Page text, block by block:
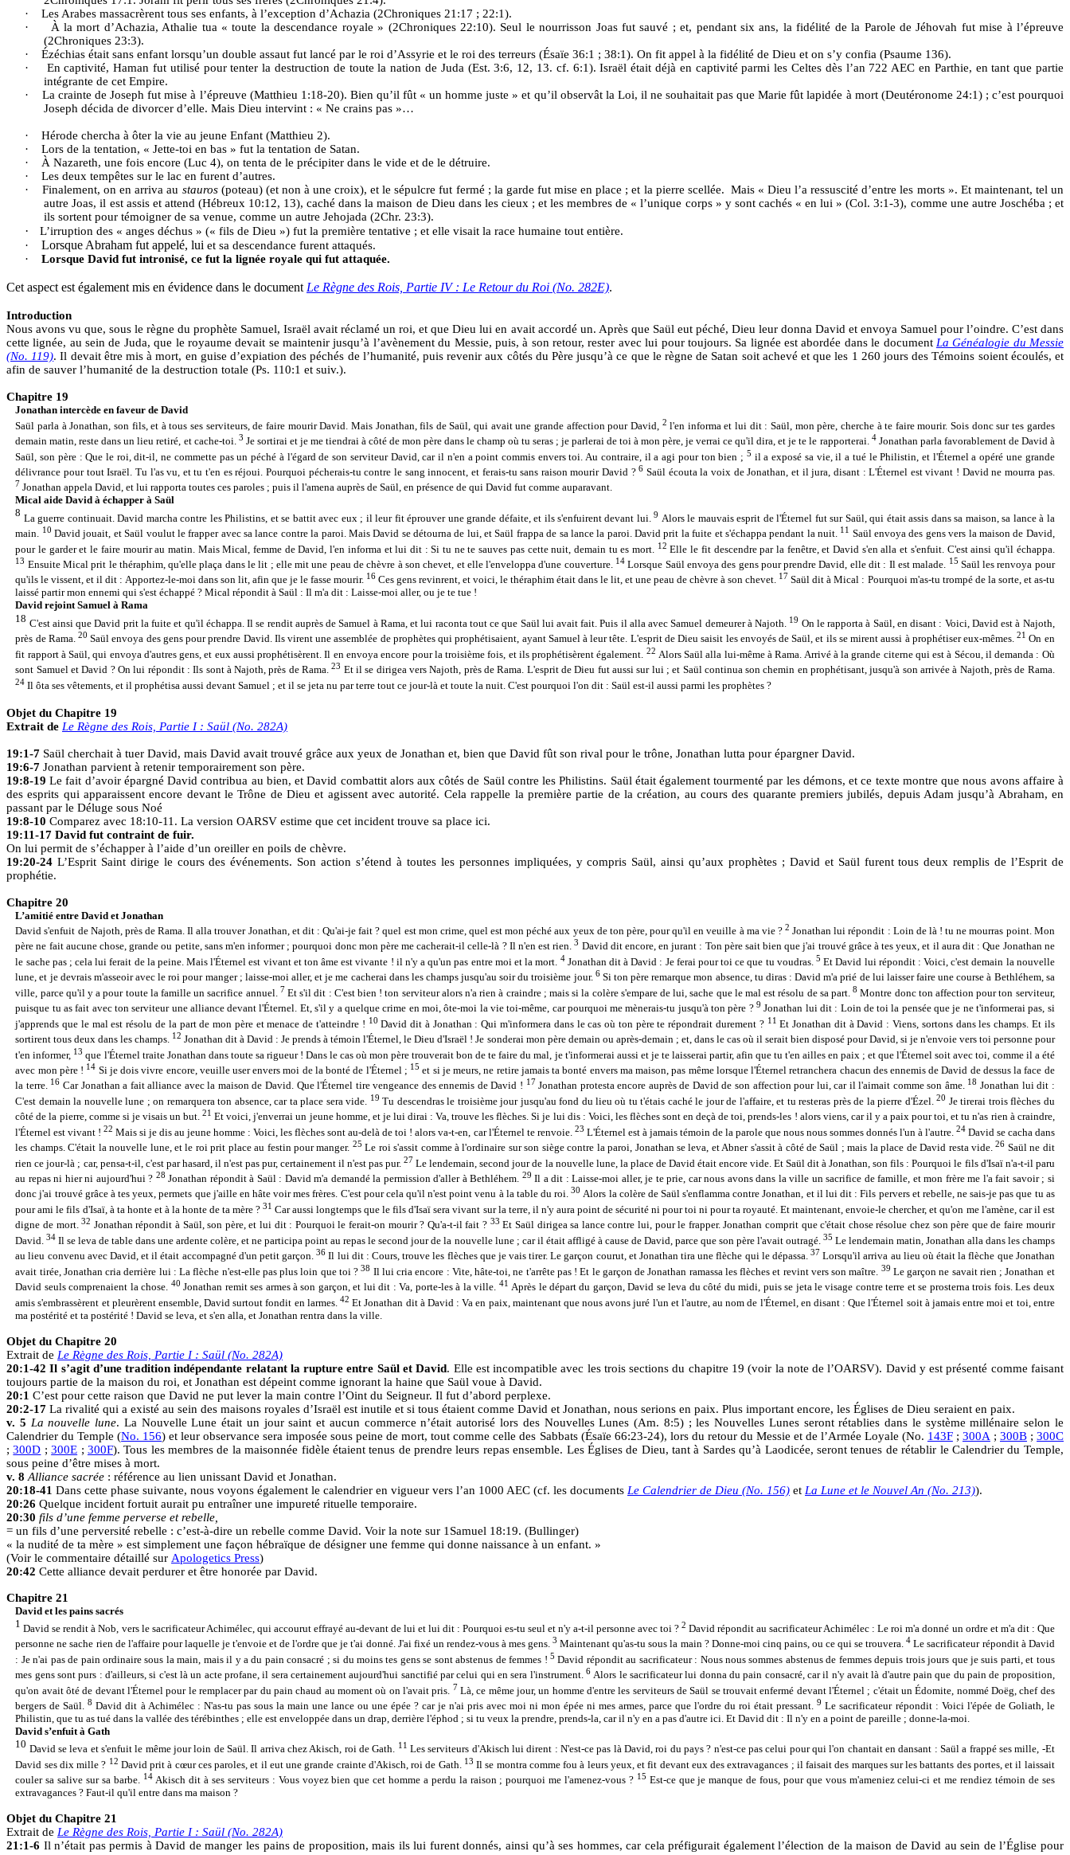
·
Les Arabes massacrèrent tous ses enfants, à l’exception d’Achazia (2Chroniques 21:17 ; 22:1).
·
À la mort d’Achazia, Athalie tua « toute la descendance royale » (2Chroniques 22:10). Seul le nourrisson Joas fut sauvé ; et, pendant six ans, la fidélité de la Parole de Jéhovah fut mise à l’épreuve
(2Chroniques 23:3).
·
Ézéchias était sans enfant lorsqu’un double assaut fut lancé par le roi d’Assyrie et le roi des terreurs (Ésaïe 36:1 ; 38:1). On fit appel à la fidélité de Dieu et on s’y confia (Psaume 136).
·
En captivité, Haman fut utilisé pour tenter la destruction de toute la nation de Juda (Est. 3:6, 12, 13. cf. 6:1). Israël était déjà en captivité parmi les Celtes dès l’an 722 AEC en Parthie, en tant que partie
intégrante de cet Empire.
·
La crainte de Joseph fut mise à l’épreuve (Matthieu 1:18-20). Bien qu’il fût « un homme juste » et qu’il observât la Loi, il ne souhaitait pas que Marie fût lapidée à mort (Deutéronome 24:1) ; c’est pourquoi
Joseph décida de divorcer d’elle. Mais Dieu intervint : « Ne crains pas »…
·
Hérode chercha à ôter la vie au jeune Enfant (Matthieu 2).
·
Lors de la tentation, « Jette-toi en bas » fut la tentation de Satan.
·
À Nazareth, une fois encore (Luc 4), on tenta de le précipiter dans le vide et de le détruire.
·
Les deux tempêtes sur le lac en furent d’autres.
·
Finalement, on en arriva au stauros(poteau) (et non à une croix), et le sépulcre fut fermé ; la garde fut mise en place ; et la pierre scellée. Mais « Dieu l’a ressuscité d’entre les morts ». Et maintenant, tel un
autre Joas, il est assis et attend (Hébreux 10:12, 13), caché dans la maison de Dieu dans les cieux ; et les membres de « l’unique corps » y sont cachés « en lui » (Col. 3:1-3), comme une autre Joschéba ; et
ils sortent pour témoigner de sa venue, comme un autre Jehojada (2Chr. 23:3).
·
L’irruption des « anges déchus » (« fils de Dieu ») fut la première tentative ; et elle visait la race humaine tout entière.
·
Lorsque Abraham fut appelé, luiet sa descendance furent attaqués.
·
Lorsque David fut intronisé, ce fut la lignée royale qui fut attaquée.
Cet aspect est également mis en évidence dans le document Le Règne des Rois, Partie IV : Le Retour du Roi (No. 282E).
Introduction
Nous avons vu que, sous le règne du prophète Samuel, Israël avait réclamé un roi, et que Dieu lui en avait accordé un. Après que Saül eut péché, Dieu leur donna David et envoya Samuel pour l’oindre. C’est dans
cette lignée, au sein de Juda, que le royaume devait se maintenir jusqu’à l’avènement du Messie, puis, à son retour, rester avec lui pour toujours. Sa lignée est abordée dans le document La Généalogie du Messie
(No. 119). Il devait être mis à mort, en guise d’expiation des péchés de l’humanité, puis revenir aux côtés du Père jusqu’à ce que le règne de Satan soit achevé et que les 1 260 jours des Témoins soient écoulés, et
afin de sauver l’humanité de la destruction totale (Ps. 110:1 et suiv.).
Chapitre 19
Jonathan intercède en faveur de David
Saül parla à Jonathan, son fils, et à tous ses serviteurs, de faire mourir David. Mais Jonathan, fils de Saül, qui avait une grande affection pour David,
2l'en informa et lui dit : Saül, mon père, cherche à te faire mourir. Sois donc sur tes gardes
demain matin, reste dans un lieu retiré, et cache-toi. 3 Je sortirai et je me tiendrai à côté de mon père dans le champ où tu seras ; je parlerai de toi à mon père, je verrai ce qu'il dira, et je te le rapporterai. 4 Jonathan parla favorablement de David à
Saül, son père : Que le roi, dit-il, ne commette pas un péché à l'égard de son serviteur David, car il n'en a point commis envers toi. Au contraire, il a agi pour ton bien ; 5 il a exposé sa vie, il a tué le Philistin, et l'Éternel a opéré une grande
délivrance pour tout Israël. Tu l'as vu, et tu t'en es réjoui. Pourquoi pécherais-tu contre le sang innocent, et ferais-tu sans raison mourir David ?6 Saül écouta la voix de Jonathan, et il jura, disant : L'Éternel est vivant ! David ne mourra pas.
7 Jonathan appela David, et lui rapporta toutes ces paroles ; puis il l'amena auprès de Saül, en présence de qui David fut comme auparavant.
Mical aide David à échapper à Saül
8 La guerre continuait. David marcha contre les Philistins, et se battit avec eux ; il leur fit éprouver une grande défaite, et ils s'enfuirent devant lui.9 Alors le mauvais esprit de l'Éternel fut sur Saül, qui était assis dans sa maison, sa lance à la
main. 10David jouait, et Saül voulut le frapper avec sa lance contre la paroi. Mais David se détourna de lui, et Saül frappa de sa lance la paroi. David prit la fuite et s'échappa pendant la nuit. 11 Saül envoya des gens vers la maison de David,
pour le garder et le faire mourir au matin. Mais Mical, femme de David, l'en informa et lui dit : Si tu ne te sauves pas cette nuit, demain tu es mort.
12Elle le fit descendre par la fenêtre, et David s'en alla et s'enfuit. C'est ainsi qu'il échappa.
13 Ensuite Mical prit le théraphim, qu'elle plaça dans le lit ; elle mit une peau de chèvre à son chevet, et elle l'enveloppa d'une couverture. 14Lorsque Saül envoya des gens pour prendre David, elle dit : Il est malade. 15 Saül les renvoya pour
qu'ils le vissent, et il dit : Apportez-le-moi dans son lit, afin que je le fasse mourir. 16 Ces gens revinrent, et voici, le théraphim était dans le lit, et une peau de chèvre à son chevet. 17 Saül dit à Mical : Pourquoi m'as-tu trompé de la sorte, et as-tu
laissé partir mon ennemi qui s'est échappé ? Mical répondit à Saül : Il m'a dit : Laisse-moi aller, ou je te tue !
David rejoint Samuel à Rama
18 C'est ainsi que David prit la fuite et qu'il échappa. Il se rendit auprès de Samuel à Rama, et lui raconta tout ce que Saül lui avait fait. Puis il alla avec Samuel demeurer à Najoth. 19 On le rapporta à Saül, en disant : Voici, David est à Najoth,
près de Rama. 20 Saül envoya des gens pour prendre David. Ils virent une assemblée de prophètes qui prophétisaient, ayant Samuel à leur tête. L'esprit de Dieu saisit les envoyés de Saül, et ils se mirent aussi à prophétiser eux-mêmes.21On en
fit rapport à Saül, qui envoya d'autres gens, et eux aussi prophétisèrent. Il en envoya encore pour la troisième fois, et ils prophétisèrent également. 22 Alors Saül alla lui-même à Rama. Arrivé à la grande citerne qui est à Sécou, il demanda : Où
sont Samuel et David ? On lui répondit : Ils sont à Najoth, près de Rama.23 Et il se dirigea vers Najoth, près de Rama. L'esprit de Dieu fut aussi sur lui ; et Saül continua son chemin en prophétisant, jusqu'à son arrivée à Najoth, près de Rama.
24Il ôta ses vêtements, et il prophétisa aussi devant Samuel ; et il se jeta nu par terre tout ce jour-là et toute la nuit. C'est pourquoi l'on dit : Saül est-il aussi parmi les prophètes ?
Objet du Chapitre 19
Extrait de Le Règne des Rois, Partie I : Saül (No. 282A)
19:1-7 Saül cherchait à tuer David, mais David avait trouvé grâce aux yeux de Jonathan et, bien que David fût son rival pour le trône, Jonathan lutta pour épargner David.
19:6-7 Jonathan parvient à retenir temporairement son père.
19:8-19Le fait d’avoir épargné David contribua au bien, et David combattit alors aux côtés de Saül contre les Philistins. Saül était également tourmenté par les démons, et ce texte montre que nous avons affaire à
des esprits qui apparaissent encore devant le Trône de Dieu et agissent avec autorité. Cela rappelle la première partie de la création, au cours des quarante premiers jubilés, depuis Adam jusqu’à Abraham, en
passant par le Déluge sous Noé
19:8-10 Comparez avec 18:10-11. La version OARSV estime que cet incident trouve sa place ici.
19:11-17 David fut contraint de fuir.
On lui permit de s’échapper à l’aide d’un oreiller en poils de chèvre.
19:20-24 L’Esprit Saint dirige le cours des événements. Son action s’étend à toutes les personnes impliquées, y compris Saül, ainsi qu’aux prophètes ; David et Saül furent tous deux remplis de l’Esprit de
prophétie.
Chapitre 20
L’amitié entre David et Jonathan
David s'enfuit de Najoth, près de Rama. Il alla trouver Jonathan, et dit : Qu'ai-je fait ? quel est mon crime, quel est mon péché aux yeux de ton père, pour qu'il en veuille à ma vie ?2 Jonathan lui répondit : Loin de là ! tu ne mourras point. Mon
père ne fait aucune chose, grande ou petite, sans m'en informer ; pourquoi donc mon père me cacherait-il celle-là ? Il n'en est rien.3 David dit encore, en jurant : Ton père sait bien que j'ai trouvé grâce à tes yeux, et il aura dit : Que Jonathan ne
le sache pas ; cela lui ferait de la peine. Mais l'Éternel est vivant et ton âme est vivante ! il n'y a qu'un pas entre moi et la mort. 4 Jonathan dit à David : Je ferai pour toi ce que tu voudras. 5Et David lui répondit : Voici, c'est demain la nouvelle
lune, et je devrais m'asseoir avec le roi pour manger ; laisse-moi aller, et je me cacherai dans les champs jusqu'au soir du troisième jour. 6 Si ton père remarque mon absence, tu diras : David m'a prié de lui laisser faire une course à Bethléhem, sa
ville, parce qu'il y a pour toute la famille un sacrifice annuel. 7 Et s'il dit : C'est bien ! ton serviteur alors n'a rien à craindre ; mais si la colère s'empare de lui, sache que le mal est résolu de sa part.8Montre donc ton affection pour ton serviteur,
puisque tu as fait avec ton serviteur une alliance devant l'Éternel. Et, s'il y a quelque crime en moi, ôte-moi la vie toi-même, car pourquoi me mènerais-tu jusqu'à ton père ? 9 Jonathan lui dit : Loin de toi la pensée que je ne t'informerai pas, si
j'apprends que le mal est résolu de la part de mon père et menace de t'atteindre ! 10David dit à Jonathan : Qui m'informera dans le cas où ton père te répondrait durement ? 11Et Jonathan dit à David : Viens, sortons dans les champs. Et ils
sortirent tous deux dans les champs. 12 Jonathan dit à David : Je prends à témoin l'Éternel, le Dieu d'Israël ! Je sonderai mon père demain ou après-demain ; et, dans le cas où il serait bien disposé pour David, si je n'envoie vers toi personne pour
t'en informer, 13 que l'Éternel traite Jonathan dans toute sa rigueur ! Dans le cas où mon père trouverait bon de te faire du mal, je t'informerai aussi et je te laisserai partir, afin que tu t'en ailles en paix ; et que l'Éternel soit avec toi, comme il a été
avec mon père ! 14 Si je dois vivre encore, veuille user envers moi de la bonté de l'Éternel ; 15 et si je meurs, ne retire jamais ta bonté envers ma maison, pas même lorsque l'Éternel retranchera chacun des ennemis de David de dessus la face de
la terre. 16 Car Jonathan a fait alliance avec la maison de David. Que l'Éternel tire vengeance des ennemis de David ! 17 Jonathan protesta encore auprès de David de son affection pour lui, car il l'aimait comme son âme. 18 Jonathan lui dit :
C'est demain la nouvelle lune ; on remarquera ton absence, car ta place sera vide.
19Tu descendras le troisième jour jusqu'au fond du lieu où tu t'étais caché le jour de l'affaire, et tu resteras près de la pierre d'Ézel.20 Je tirerai trois flèches du
côté de la pierre, comme si je visais un but.21Et voici, j'enverrai un jeune homme, et je lui dirai : Va, trouve les flèches. Si je lui dis : Voici, les flèches sont en deçà de toi, prends-les ! alors viens, car il y a paix pour toi, et tu n'as rien à craindre,
l'Éternel est vivant !22Mais si je dis au jeune homme : Voici, les flèches sont au-delà de toi ! alors va-t-en, car l'Éternel te renvoie. 23 L'Éternel est à jamais témoin de la parole que nous nous sommes donnés l'un à l'autre. 24 David se cacha dans
les champs. C'était la nouvelle lune, et le roi prit place au festin pour manger. 25Le roi s'assit comme à l'ordinaire sur son siège contre la paroi, Jonathan se leva, et Abner s'assit à côté de Saül ; mais la place de David resta vide.26 Saül ne dit
rien ce jour-là ; car, pensa-t-il, c'est par hasard, il n'est pas pur, certainement il n'est pas pur.27Le lendemain, second jour de la nouvelle lune, la place de David était encore vide. Et Saül dit à Jonathan, son fils : Pourquoi le fils d'Isaï n'a-t-il paru
au repas ni hier ni aujourd'hui ? 28 Jonathan répondit à Saül : David m'a demandé la permission d'aller à Bethléhem. 29Il a dit : Laisse-moi aller, je te prie, car nous avons dans la ville un sacrifice de famille, et mon frère me l'a fait savoir ; si
donc j'ai trouvé grâce à tes yeux, permets que j'aille en hâte voir mes frères. C'est pour cela qu'il n'est point venu à la table du roi.30 Alors la colère de Saül s'enflamma contre Jonathan, et il lui dit : Fils pervers et rebelle, ne sais-je pas que tu as
pour ami le fils d'Isaï, à ta honte et à la honte de ta mère ?31Car aussi longtemps que le fils d'Isaï sera vivant sur la terre, il n'y aura point de sécurité ni pour toi ni pour ta royauté. Et maintenant, envoie-le chercher, et qu'on me l'amène, car il est
digne de mort.32 Jonathan répondit à Saül, son père, et lui dit : Pourquoi le ferait-on mourir ? Qu'a-t-il fait ? 33Et Saül dirigea sa lance contre lui, pour le frapper. Jonathan comprit que c'était chose résolue chez son père que de faire mourir
David.34Il se leva de table dans une ardente colère, et ne participa point au repas le second jour de la nouvelle lune ; car il était affligé à cause de David, parce que son père l'avait outragé. 35 Le lendemain matin, Jonathan alla dans les champs
au lieu convenu avec David, et il était accompagné d'un petit garçon.36Il lui dit : Cours, trouve les flèches que je vais tirer. Le garçon courut, et Jonathan tira une flèche qui le dépassa.37Lorsqu'il arriva au lieu où était la flèche que Jonathan
avait tirée, Jonathan cria derrière lui : La flèche n'est-elle pas plus loin que toi ?38 Il lui cria encore : Vite, hâte-toi, ne t'arrête pas ! Et le garçon de Jonathan ramassa les flèches et revint vers son maître. 39 Le garçon ne savait rien ; Jonathan et
David seuls comprenaient la chose. 40 Jonathan remit ses armes à son garçon, et lui dit : Va, porte-les à la ville. 41 Après le départ du garçon, David se leva du côté du midi, puis se jeta le visage contre terre et se prosterna trois fois. Les deux
amis s'embrassèrent et pleurèrent ensemble, David surtout fondit en larmes. 42Et Jonathan dit à David : Va en paix, maintenant que nous avons juré l'un et l'autre, au nom de l'Éternel, en disant : Que l'Éternel soit à jamais entre moi et toi, entre
ma postérité et ta postérité ! David se leva, et s'en alla, et Jonathan rentra dans la ville.
Objet du Chapitre 20
Extrait de Le Règne des Rois, Partie I : Saül (No. 282A)
20:1-42 Il s’agit d’une tradition indépendante relatant la rupture entre Saül et David. Elle est incompatible avec les trois sections du chapitre 19 (voir la note de l’OARSV). David y est présenté comme faisant
toujours partie de la maison du roi, et Jonathan est dépeint comme ignorant la haine que Saül voue à David.
20:1 C’est pour cette raison que David ne put lever la main contre l’Oint du Seigneur. Il fut d’abord perplexe.
20:2-17 La rivalité qui a existé au sein des maisons royales d’Israël est inutile et si tous étaient comme David et Jonathan, nous serions en paix. Plus important encore, les Églises de Dieu seraient en paix.
v. 5 La nouvelle lune. La Nouvelle Lune était un jour saint et aucun commerce n’était autorisé lors des Nouvelles Lunes (Am. 8:5) ; les Nouvelles Lunes seront rétablies dans le système millénaire selon le
Calendrier du Temple (No. 156) et leur observance sera imposée sous peine de mort, tout comme celle des Sabbats (Ésaïe 66:23-24), lors du retour du Messie et de l’Armée Loyale (No. 143F; 300A ; 300B;300C
;300D ;300E ; 300F). Tous les membres de la maisonnée fidèle étaient tenus de prendre leurs repas ensemble. Les Églises de Dieu, tant à Sardes qu’à Laodicée, seront tenues de rétablir le Calendrier du Temple,
sous peine d’être mises à mort.
v. 8 Alliance sacrée : référence au lien unissant David et Jonathan.
20:18-41 Dans cette phase suivante, nous voyons également le calendrier en vigueur vers l’an 1000 AEC (cf. les documents Le Calendrier de Dieu (No. 156) et La Lune et le Nouvel An (No. 213)).
20:26 Quelque incident fortuit aurait pu entraîner une impureté rituelle temporaire.
20:30 fils d’une femme perverse et rebelle,
= un fils d’une perversité rebelle : c’est-à-dire un rebelle comme David. Voir la note sur 1Samuel 18:19. (Bullinger)
« la nudité de ta mère » est simplement une façon hébraïque de désigner une femme qui donne naissance à un enfant. »
(Voir le commentaire détaillé sur Apologetics Press)
20:42 Cette alliance devait perdurer et être honorée par David.
Chapitre 21
David et les pains sacrés
1 David se rendit à Nob, vers le sacrificateur Achimélec, qui accourut effrayé au-devant de lui et lui dit : Pourquoi es-tu seul et n'y a-t-il personne avec toi ?2David répondit au sacrificateur Achimélec : Le roi m'a donné un ordre et m'a dit : Que
personne ne sache rien de l'affaire pour laquelle je t'envoie et de l'ordre que je t'ai donné. J'ai fixé un rendez-vous à mes gens.3Maintenant qu'as-tu sous la main ? Donne-moi cinq pains, ou ce qui se trouvera.4Le sacrificateur répondit à David
: Je n'ai pas de pain ordinaire sous la main, mais il y a du pain consacré ; si du moins tes gens se sont abstenus de femmes ! 5David répondit au sacrificateur : Nous nous sommes abstenus de femmes depuis trois jours que je suis parti, et tous
mes gens sont purs : d'ailleurs, si c'est là un acte profane, il sera certainement aujourd'hui sanctifié par celui qui en sera l'instrument.6 Alors le sacrificateur lui donna du pain consacré, car il n'y avait là d'autre pain que du pain de proposition,
qu'on avait ôté de devant l'Éternel pour le remplacer par du pain chaud au moment où on l'avait pris. 7Là, ce même jour, un homme d'entre les serviteurs de Saül se trouvait enfermé devant l'Éternel ; c'était un Édomite, nommé Doëg, chef des
bergers de Saül.8David dit à Achimélec : N'as-tu pas sous la main une lance ou une épée ? car je n'ai pris avec moi ni mon épée ni mes armes, parce que l'ordre du roi était pressant.9Le sacrificateur répondit : Voici l'épée de Goliath, le
Philistin, que tu as tué dans la vallée des térébinthes ; elle est enveloppée dans un drap, derrière l'éphod ; si tu veux la prendre, prends-la, car il n'y en a pas d'autre ici. Et David dit : Il n'y en a point de pareille ; donne-la-moi.
David s’enfuit à Gath
10 David se leva et s'enfuit le même jour loin de Saül. Il arriva chez Akisch, roi de Gath. 11Les serviteurs d'Akisch lui dirent : N'est-ce pas là David, roi du pays ? n'est-ce pas celui pour qui l'on chantait en dansant : Saül a frappé ses mille, -Et
David ses dix mille ? 12 David prit à cœur ces paroles, et il eut une grande crainte d'Akisch, roi de Gath. 13Il se montra comme fou à leurs yeux, et fit devant eux des extravagances ; il faisait des marques sur les battants des portes, et il laissait
couler sa salive sur sa barbe. 14 Akisch dit à ses serviteurs : Vous voyez bien que cet homme a perdu la raison ; pourquoi me l'amenez-vous ? 15 Est-ce que je manque de fous, pour que vous m'ameniez celui-ci et me rendiez témoin de ses
extravagances ? Faut-il qu'il entre dans ma maison ?
Objet du Chapitre 21
Extrait de Le Règne des Rois, Partie I : Saül (No. 282A)
21:1-6 Il n’était pas permis à David de manger les pains de proposition, mais ils lui furent donnés, ainsi qu’à ses hommes, car cela préfigurait également l’élection de la maison de David au sein de l’Église pour